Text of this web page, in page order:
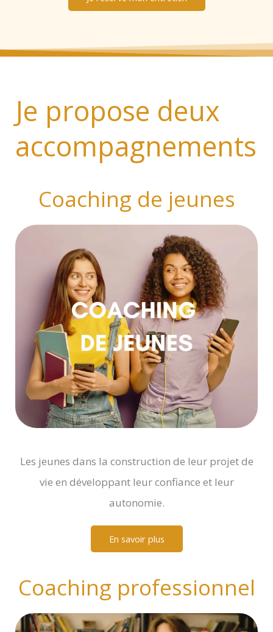
Je propose deux
accompagnements
Coaching de jeunes
Les jeunes dans la construction de leur projet de
vie en développant leur confiance et leur
autonomie.
En savoir plus
Coaching professionnel